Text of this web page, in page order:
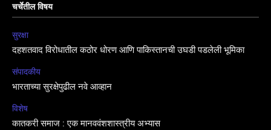
चर्चेतील विषय
सुरक्षा
दहशतवाद विरोधातील कठोर धोरण आणि पाकिस्तानची उघडी पडलेली भूमिका
संपादकीय
भारताच्या सुरक्षेपुढील नवे आव्हान
विशेष
कातकरी समाज : एक मानववंशशास्त्रीय अभ्यास